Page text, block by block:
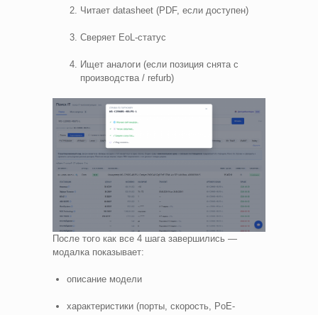
Читает datasheet (PDF, если доступен)
Сверяет EoL-статус
Ищет аналоги (если позиция снята с
производства / refurb)
После того как все 4 шага завершились —
модалка показывает:
описание модели
характеристики (порты, скорость, PoE-